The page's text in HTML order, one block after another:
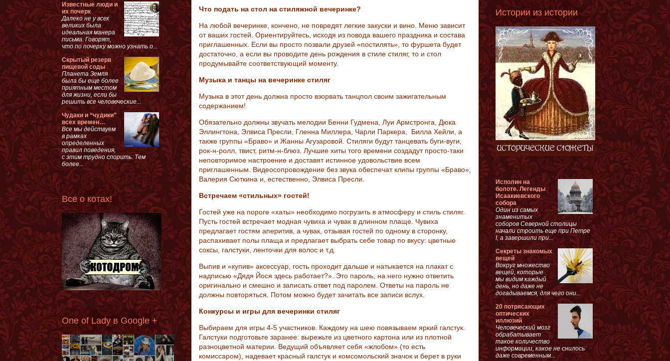
Что подать на стол на стиляжной вечеринке?
На любой вечеринке, кончено, не повредят легкие закуски и вино. Меню зависит
от ваших гостей. Ориентируйтесь, исходя из повода вашего праздника и состава
приглашенных. Если вы просто позвали друзей «постилять», то фуршета будет
достаточно, а если вы проводите день рождения в стиле стиляг, то и стол
продумывайте соответствующий моменту.
Музыка и танцы на вечеринке стиляг
Музыка в этот день должна просто взорвать танцпол своим зажигательным
содержанием!
Обязательно должны звучать мелодии Бенни Гудмена, Луи Армстронга, Дюка
Эллингтона, Элвиса Пресли, Гленна Миллера, Чарли Паркера, Билла Хейли, а
также группы «Браво» и Жанны Агузаровой. Стиляги будут танцевать буги-вуги,
рок-н-ролл, твист, ритм-н-блюз. Лучшие хиты того времени создадут просто-таки
неповторимое настроение и доставят истинное удовольствие всем
приглашенным. Видеосопровождение без звука обеспечат клипы группы «Браво»,
Валерия Сюткина и, естественно, Элвиса Пресли.
Встречаем «стильных» гостей!
Гостей уже на пороге «хаты» необходимо погрузить в атмосферу и стиль стиляг.
Пусть гостей встречает модная чувиха и чувак в длинном плаще. Чувиха
предлагает гостям аперитив, а чувак, отзывая гостей по одному в сторонку,
распахивает полы плаща и предлагает выбрать себе товар по вкусу: цветные
соксы, галстуки, ленточки для волос и т.д.
Выпив и «купив» аксессуар, гость проходит дальше и натыкается на плакат с
надписью «Дядя Йося здесь работает?». Это пароль, на него нужно ответить
оригинально и смешно и записать ответ под паролем. Ответы на пароль не
должны повторяться. Потом можно будет зачитать все записи вслух.
Конкурсы и игры для вечеринки стиляг
Выбираем для игры 4-5 участников. Каждому на шею повязываем яркий галстук.
Галстуки подготовьте заранее: вырежьте из цветного картона или из плотной
разноцветной материи. Ведущий объявляет себя «жлобом» (то есть
комиссаром), надевает красный галстук и комсомольский значок и берет в руки
Известные люди и
их почерк
Далеко не у всех
великих была
идеальная манера
письма. Говорят,
что по почерку можно узнать о...
Скрытый резерв
пищевой соды
Планета Земля
была бы еще более
приятным местом
для жизни, если бы
решить все человеческие...
Чудаки и “чудики”
всех времен…
Все мы действуем
в рамках
определенных
правил поведения,
с этим трудно спорить. Тем
более...
Все о котах!
One of Lady в Google +
Истории из истории
Исполин на
болоте. Легенды
Исаакиевского
собора
Один из самых
знаменитых
соборов Северной столицы
начали строить еще при Петре
I, а завершили при...
Секреты знакомых
вещей
Вокруг множество
вещей, которые
мы видим каждый
день, но даже не
догадываемся, для чего они...
20 потрясающих
оптических
иллюзий
Человеческий мозг
обрабатывает
такое количество
информации, какое не снилось
даже современным...